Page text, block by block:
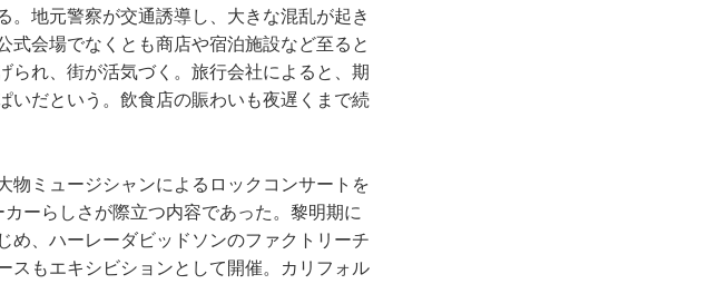
地元警察が交通誘導し、大きな混乱が起き
式会場でなくとも商店や宿泊施設など至ると
られ、街が活気づく。旅行会社によると、期
いだという。飲食店の賑わいも夜遅くまで続
物ミュージシャンによるロックコンサートを
ーらしさが際立つ内容であった。黎明期に
め、ハーレーダビッドソンのファクトリーチ
スもエキシビションとして開催。カリフォル